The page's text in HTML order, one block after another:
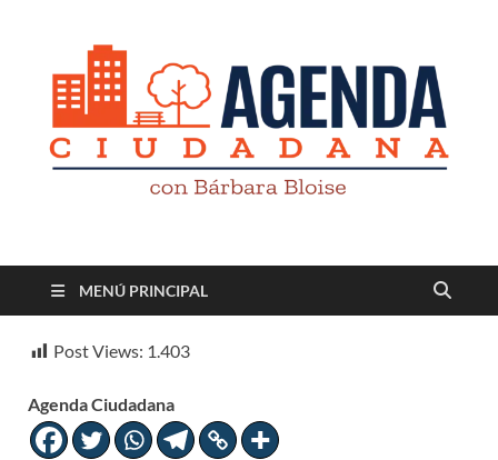
Revista digital
MENÚ PRINCIPAL
Post Views: 1.403
Agenda Ciudadana